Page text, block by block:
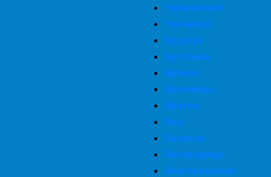
Чайковский
Чапаевск
Бузулук
Бугульма
Брянск
Бронницы
Братск
Бор
Бологое
Богородицк
Благовещенск